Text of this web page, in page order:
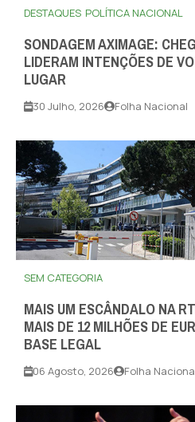
DESTAQUES POLÍTICA NACIONAL
SONDAGEM AXIMAGE:
LIDERAM INTENÇÕES DE
LUGAR
30 Julho, 2026 Folha Nacional
SEM CATEGORIA
MAIS UM ESCÂNDALO NA
MAIS DE 12 MILHÕES DE
BASE LEGAL
06 Agosto, 2026 Folha